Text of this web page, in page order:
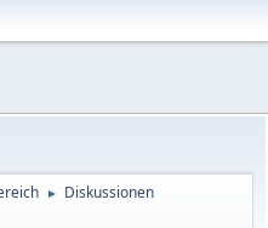
► Diskussionen